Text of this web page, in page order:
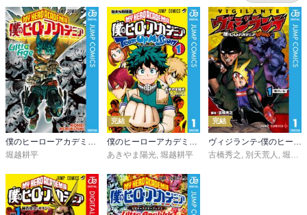
僕のヒーローアカデミア ファイナルファンブック Ultra Age
堀越耕平
完結
僕のヒーローアカデミア チームアップミッション
あきやま陽光, 堀越耕平
完結
ヴィジランテ-僕のヒーローアカデミア ILLEGALS-
古橋秀之 , 別天荒人 , 堀越耕平